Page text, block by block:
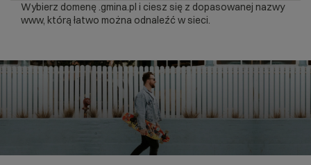
Wybierz domenę .gmina.pl i ciesz się z dopasowanej nazwy
www, którą łatwo można odnaleźć w sieci.